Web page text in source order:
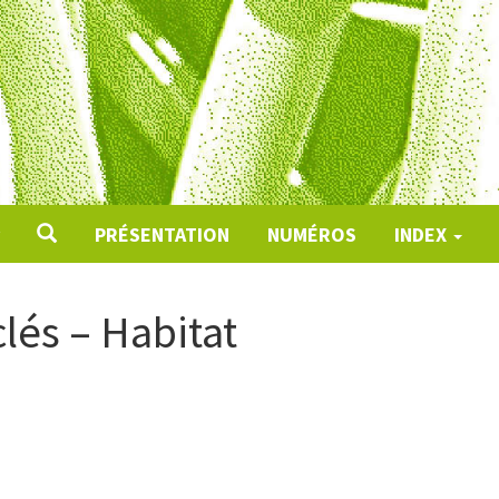
PRÉSENTATION NUMÉROS INDEX
– Habitat